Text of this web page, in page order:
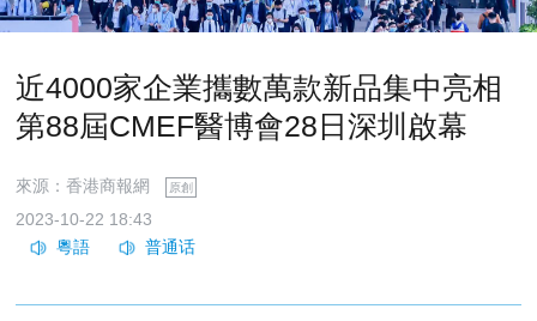
近4000家企業攜數萬款新品集中亮相
第88屆CMEF醫博會28日深圳啟幕
來源：香港商報網 原創
2023-10-22 18:43